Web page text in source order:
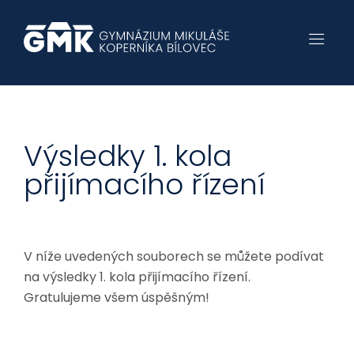
Výsledky 1. kola
přijímacího řízení
V níže uvedených souborech se můžete podívat
na výsledky 1. kola přijímacího řízení.
Gratulujeme všem úspěšným!